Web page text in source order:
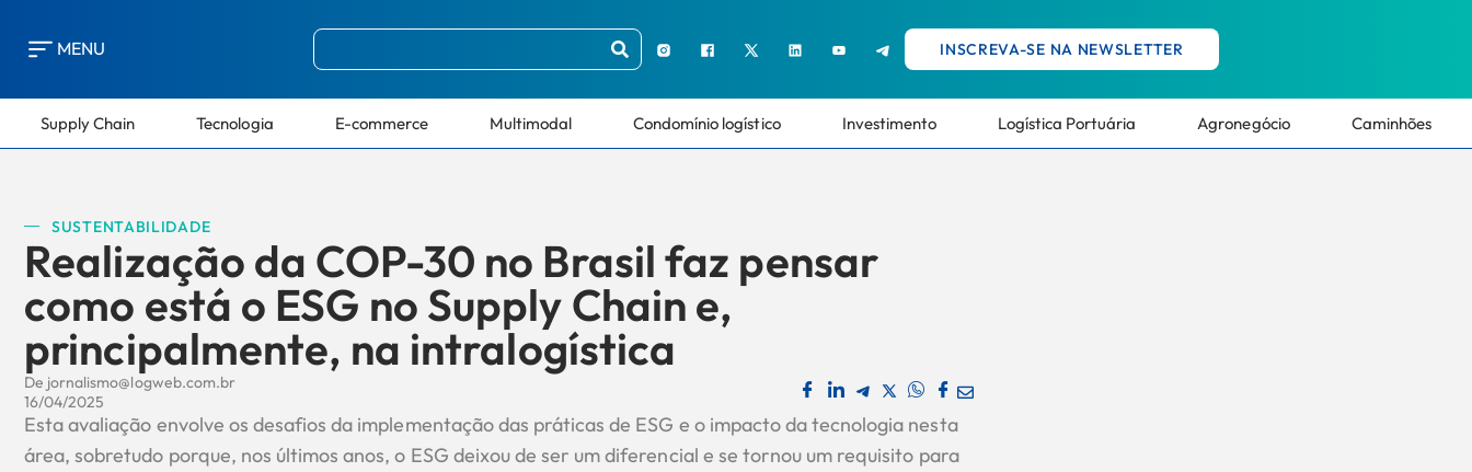
MENU INSCREVA-SE NA NEWSLETTER
Supply Chain Tecnologia E-commerce Multimodal Condomínio logístico Investimento Logística Portuária Agronegócio Caminhões
SUSTENTABILIDADE
Realização da COP-30 no Brasil faz pensar
como está o ESG no Supply Chain e,
principalmente, na intralogística
De jornalismo@logweb.com.br
16/04/2025
Esta avaliação envolve os desafios da implementação das práticas de ESG e o impacto da tecnologia nesta
área, sobretudo porque, nos últimos anos, o ESG deixou de ser um diferencial e se tornou um requisito para